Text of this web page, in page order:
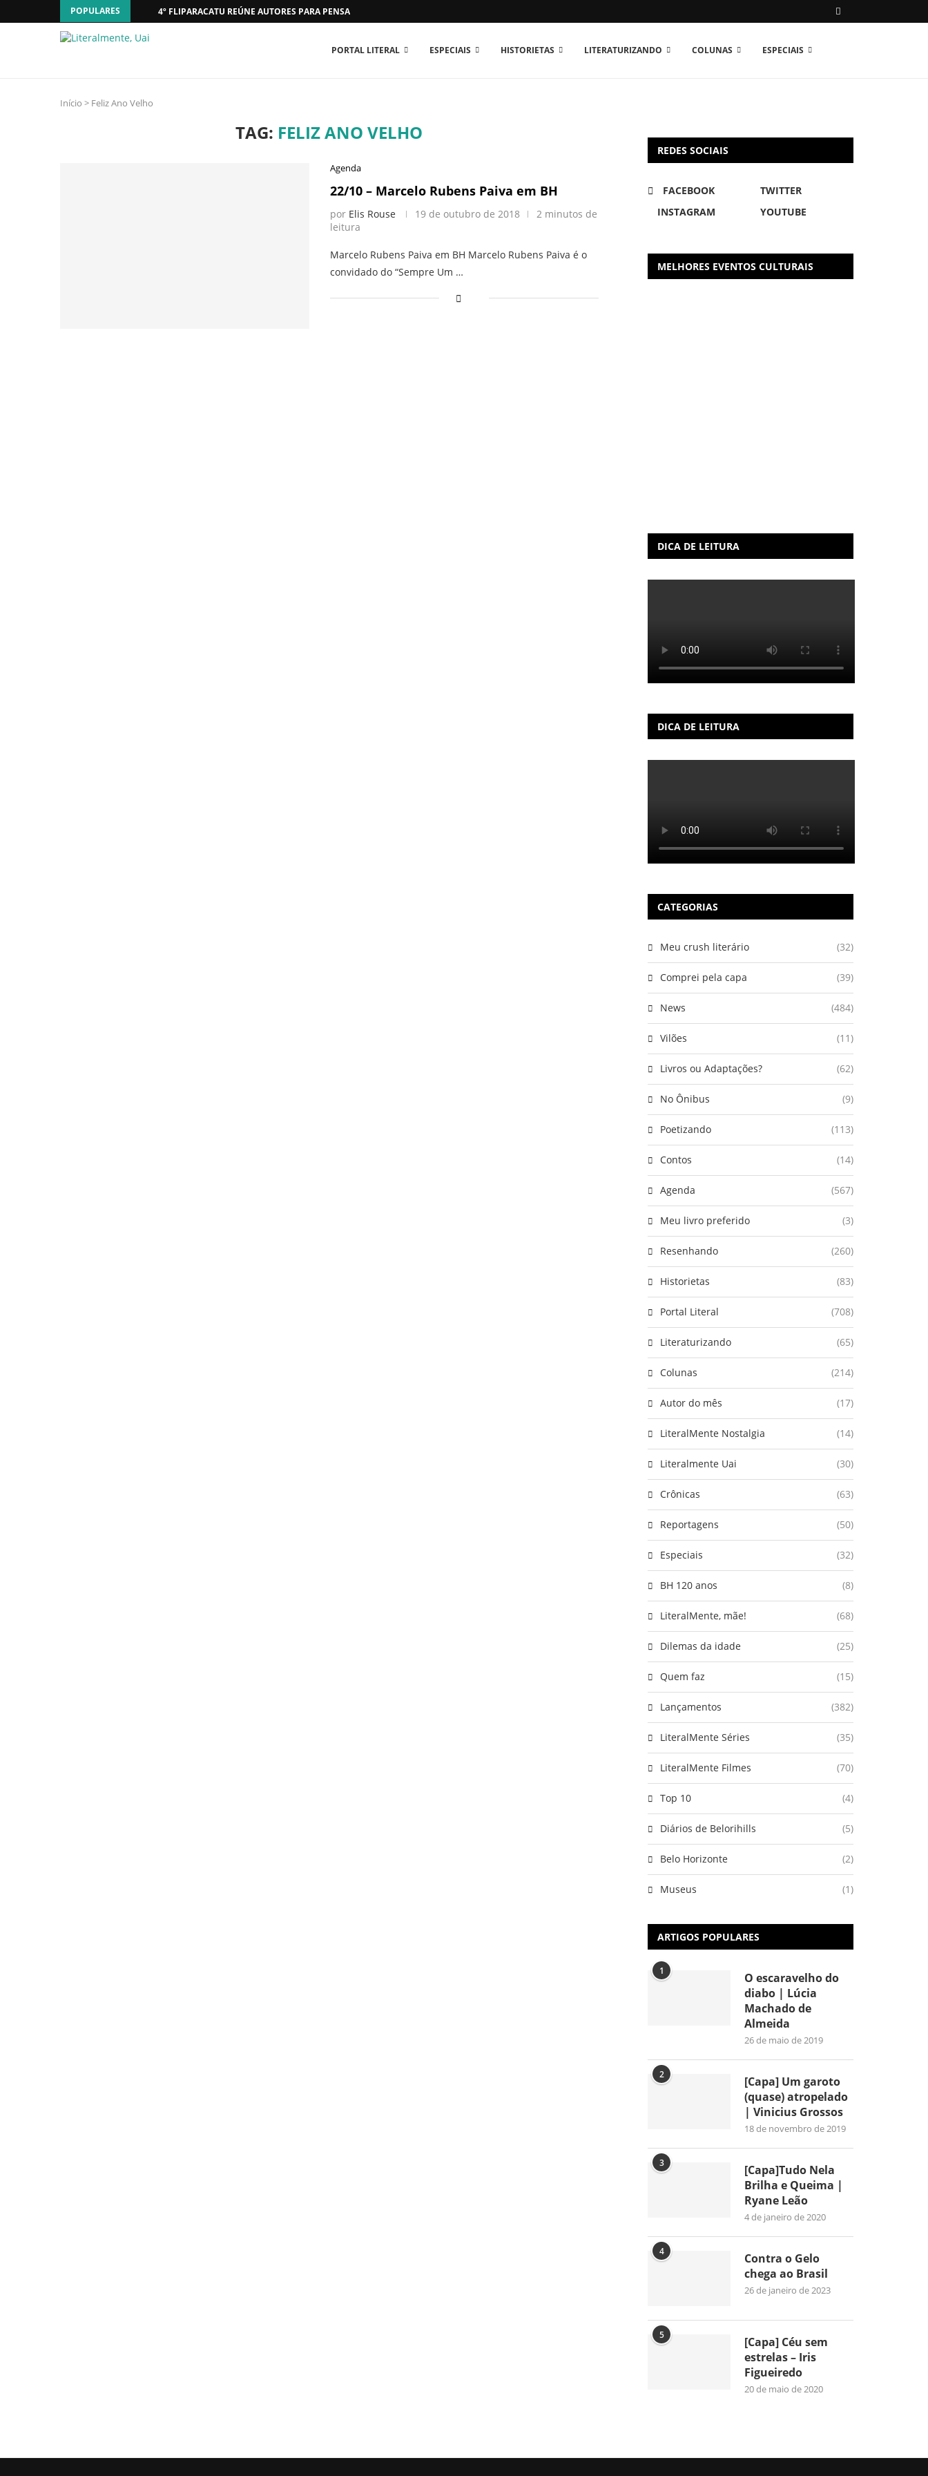
POPULARES 4º FLIPARACATU REÚNE AUTORES PARA PENSAR O MUNDO...
PORTAL LITERAL ESPECIAIS HISTORIETAS LITERATURIZANDO COLUNAS ESPECIAIS
Início > Feliz Ano Velho
TAG: FELIZ ANO VELHO
Agenda
22/10 – Marcelo Rubens Paiva em BH
por Elis Rouse 19 de outubro de 2018
2 minutos de
leitura
Marcelo Rubens Paiva em BH Marcelo Rubens Paiva é o
convidado do “Sempre Um …
REDES SOCIAIS
FACEBOOK
TWITTER
INSTAGRAM
YOUTUBE
MELHORES EVENTOS CULTURAIS
DICA DE LEITURA
DICA DE LEITURA
CATEGORIAS
Meu crush literário (32)
Comprei pela capa (39)
News (484)
Vilões (11)
Livros ou Adaptações? (62)
No Ônibus (9)
Poetizando (113)
Contos (14)
Agenda (567)
Meu livro preferido (3)
Resenhando (260)
Historietas (83)
Portal Literal (708)
Literaturizando (65)
Colunas (214)
Autor do mês (17)
LiteralMente Nostalgia (14)
Literalmente Uai (30)
Crônicas (63)
Reportagens (50)
Especiais (32)
BH 120 anos (8)
LiteralMente, mãe! (68)
Dilemas da idade (25)
Quem faz (15)
Lançamentos (382)
LiteralMente Séries (35)
LiteralMente Filmes (70)
Top 10 (4)
Diários de Belorihills (5)
Belo Horizonte (2)
Museus (1)
ARTIGOS POPULARES
1
O escaravelho do
diabo | Lúcia
Machado de
Almeida
26 de maio de 2019
2
[Capa] Um garoto
(quase) atropelado
| Vinicius Grossos
18 de novembro de 2019
3
[Capa]Tudo Nela
Brilha e Queima |
Ryane Leão
4 de janeiro de 2020
4
Contra o Gelo
chega ao Brasil
26 de janeiro de 2023
5
[Capa] Céu sem
estrelas – Iris
Figueiredo
20 de maio de 2020